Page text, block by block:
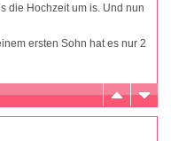
die Hochzeit um is. Und nun
ersten Sohn hat es nur 2